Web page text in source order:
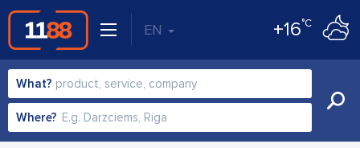
EN +16°C
What?
Where?